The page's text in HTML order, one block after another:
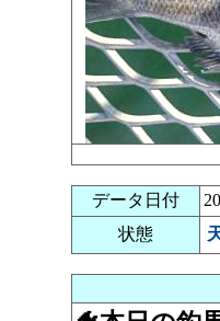
データ日付
状態